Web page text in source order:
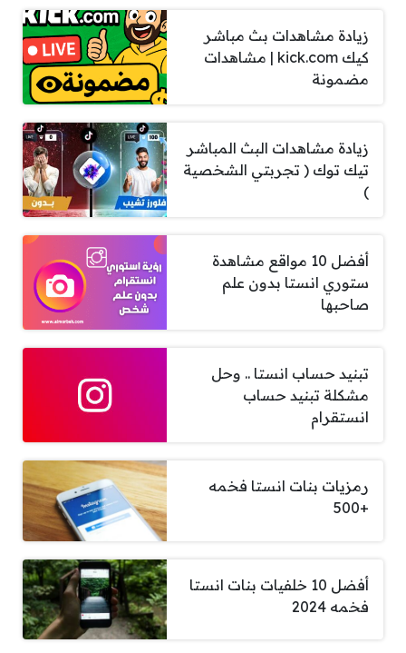
زيادة مشاهدات بث مباشر
كيك kick.com | مشاهدات
مضمونة
زيادة مشاهدات البث المباشر
تيك توك ( تجربتي الشخصية
)
أفضل 10 مواقع مشاهدة
ستوري انستا بدون علم
صاحبها
تبنيد حساب انستا .. وحل
مشكلة تبنيد حساب
انستقرام
رمزيات بنات انستا فخمه
+500
أفضل 10 خلفيات بنات انستا
فخمه 2024